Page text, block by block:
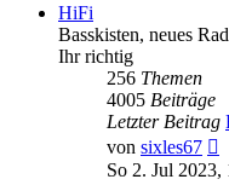
HiFi
Basskisten, neues
Ihr richtig
256 Themen
4005 Beiträge
Letzter Beitrag
von sixles67
So 2. Jul 2023,